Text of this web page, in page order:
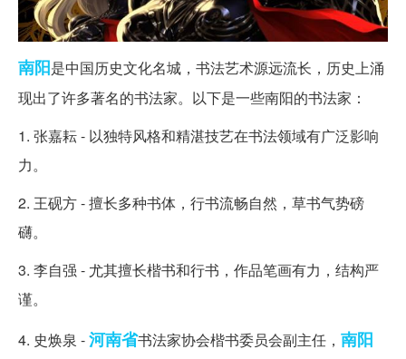
南阳是中国历史文化名城，书法艺术源远流长，历史上涌
现出了许多著名的书法家。以下是一些南阳的书法家：
1. 张嘉耘 - 以独特风格和精湛技艺在书法领域有广泛影响
力。
2. 王砚方 - 擅长多种书体，行书流畅自然，草书气势磅
礴。
3. 李自强 - 尤其擅长楷书和行书，作品笔画有力，结构严
谨。
4. 史焕泉 -河南省书法家协会楷书委员会副主任， 南阳